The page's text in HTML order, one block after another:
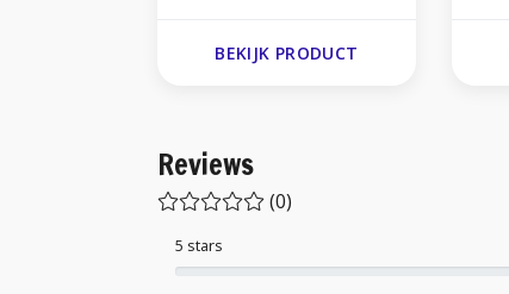
BEKIJK PRODUCT
Reviews
(0)
5 stars